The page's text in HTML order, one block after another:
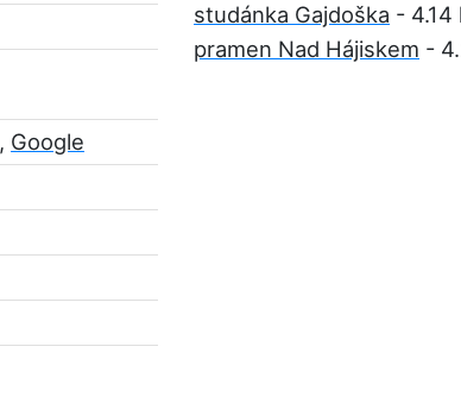
, Google
studánka Gajdoška - 4.14
pramen Nad Hájiskem -